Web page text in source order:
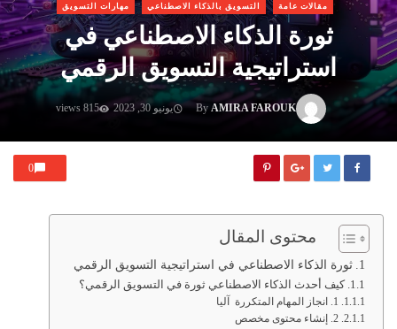
مقالات عامة التسويق بالذكاء الاصطناعي مهارات التسويق
ثورة الذكاء الاصطناعي في
استراتيجية التسويق الرقمي
By AMIRA FAROUK يونيو 30, 2023 815 views
0
محتوى المقال
ثورة الذكاء الاصطناعي في استراتيجية التسويق الرقمي
كيف أحدث الذكاء الاصطناعي ثورة في التسويق الرقمي؟
1. انجاز المهام المتكررة آليا
2. إنشاء محتوى مخصص